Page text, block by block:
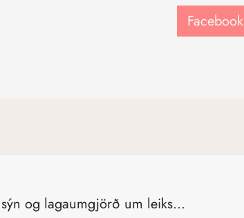
Facebook
Skortir sameiginlega sýn og lagaumgjörð um leikskólakerfið